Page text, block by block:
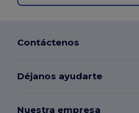
Contáctenos
Déjanos ayudarte
Nuestra empresa